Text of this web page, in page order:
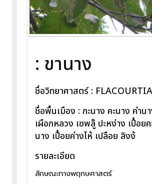
: ขานาง
ชื่อวิทยาศาสตร์ :
ชื่อพื้นเมือง : กะนาง คะนาง ค่าน
เผือกหลวง เซพลู๊ ปะหง่าง เปื๋อย
นาง เปื๋อยค่างไห้ เปลือย ลิงง้
รายละเอียด
ลักษณะทางพฤกษศาสตร์